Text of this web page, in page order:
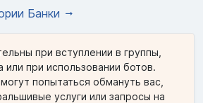
Банки
при вступлении в группы,
при использовании ботов.
попытаться обмануть вас,
услуги или запросы на